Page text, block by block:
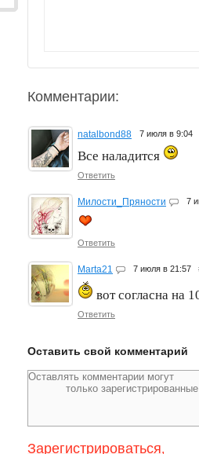
Комментарии:
natalbond88 7 июля в 9:04
Все наладится
Ответить
Милости_Пряности 7
Ответить
Marta21 7 июля в 21:57
вот согласна на
Ответить
Оставить свой комментарий
Зарегистрироваться,